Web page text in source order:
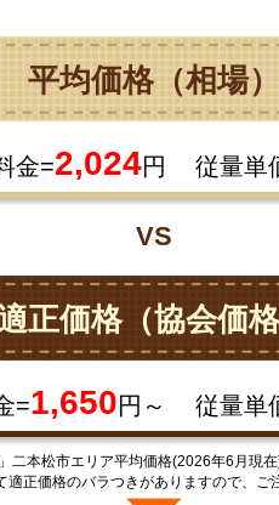
平均価格（相場）
金=2,024円 従量単
VS
正価格（協会価格
=1,650円～ 従量単
二本松市エリア平均価格(2026年6月現
正価格のバラつきがありますので、ご